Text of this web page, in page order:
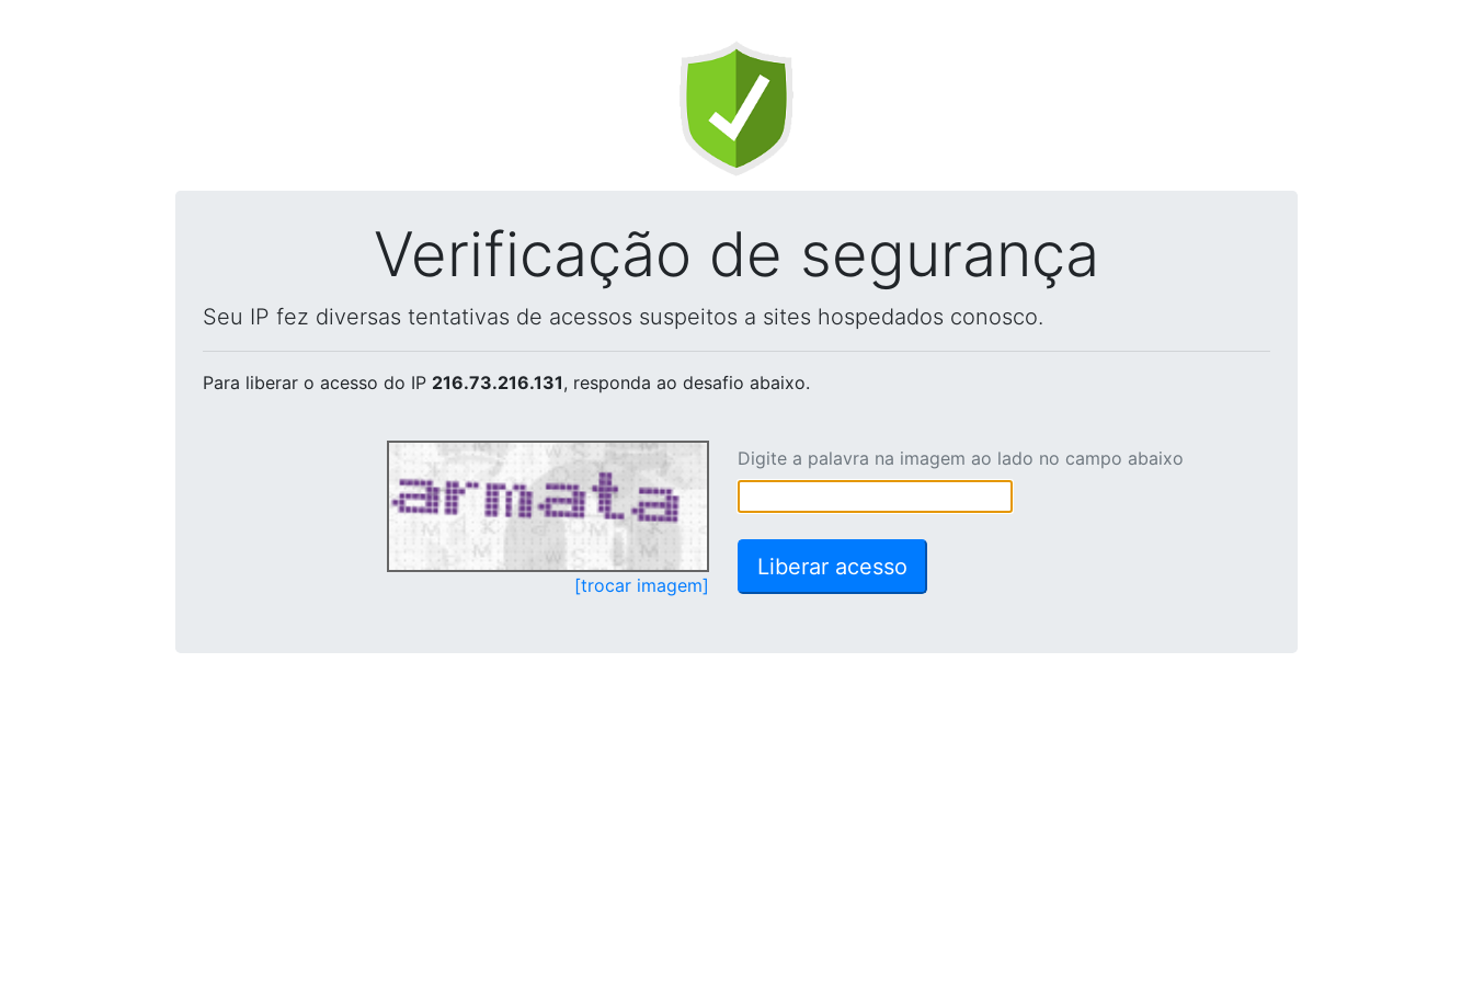
Verificação de segurança
Seu IP fez diversas tentativas de acessos suspeitos a sites hospedados conosco.
Para liberar o acesso do IP 216.73.216.131, responda ao desafio abaixo.
[trocar imagem]
Digite a palavra na imagem ao lado no campo abaixo